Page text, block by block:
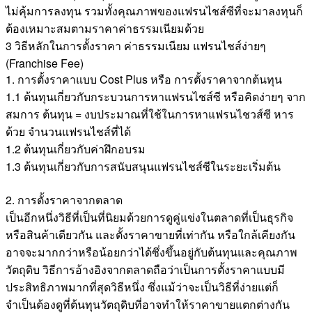
ไม่คุ้มการลงทุน รวมทั้งคุณภาพของแฟรนไชส์ซีที่จะมาลงทุนก็
ต้องเหมาะสมตามราคาค่าธรรมเนียมด้วย
3 วิธีหลักในการตั้งราคา ค่าธรรมเนียม แฟรนไชส์ง่ายๆ
(Franchise Fee)
1. การตั้งราคาแบบ Cost Plus หรือ การตั้งราคาจากต้นทุน
1.1 ต้นทุนเกี่ยวกับกระบวนการหาแฟรนไชส์ซี หรือคิดง่ายๆ จาก
สมการ ต้นทุน = งบประมาณที่ใช้ในการหาแฟรนไชวส์ซี หาร
ด้วย จำนวนแฟรนไชส์ที่ได้
1.2 ต้นทุนเกี่ยวกับค่าฝึกอบรม
1.3 ต้นทุนเกี่ยวกับการสนับสนุนแฟรนไชส์ซีในระยะเริ่มต้น
2. การตั้งราคาจากตลาด
เป็นอีกหนึ่งวิธีที่เป็นที่นิยมด้วยการดูคู่แข่งในตลาดที่เป็นธุรกิจ
หรือสินค้าเดียวกัน และตั้งราคาขายที่เท่ากัน หรือใกล้เคียงกัน
อาจจะมากกว่าหรือน้อยกว่าได้ซึ่งขึ้นอยู่กับต้นทุนและคุณภาพ
วัตถุดิบ วิธีการอ้างอิงจากตลาดถือว่าเป็นการตั้งราคาแบบมี
ประสิทธิภาพมากที่สุดวิธีหนึ่ง ซึ่งแม้ว่าจะเป็นวิธีที่ง่ายแต่ก็
จำเป็นต้องดูที่ต้นทุนวัตถุดิบที่อาจทำให้ราคาขายแตกต่างกัน